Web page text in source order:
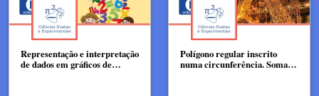
Representação e interpretação
de dados em gráficos de…
Polígono regular inscrito
numa circunferência. Soma…